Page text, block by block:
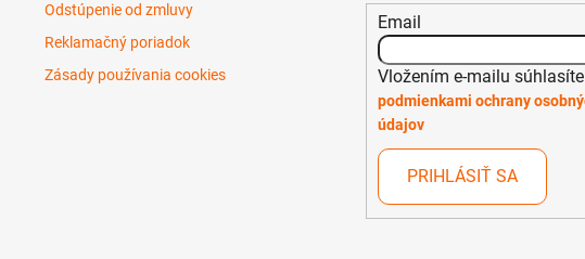
Odstúpenie od zmluvy
Reklamačný poriadok
Zásady používania cookies
Email
Vložením e-mailu
podmienkami ochrany
údajov
PRIHLÁSIŤ SA